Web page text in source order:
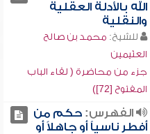
الله بالأدلة العقلية
والنقلية
للشيخ: محمد بن صالح
العثيمين
جزء من محاضرة ( لقاء الباب
المفتوح [72])
الفهرس:حكم من
أفطر ناسياً أو جاهلاً أو